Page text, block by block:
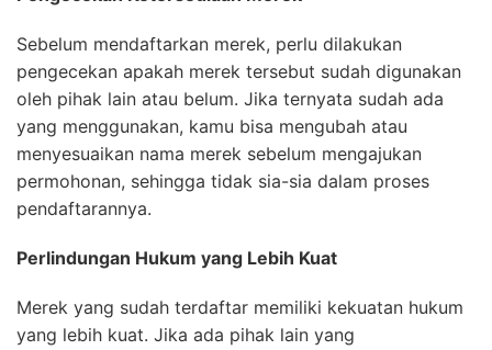
Sebelum mendaftarkan merek, perlu dilakukan
pengecekan apakah merek tersebut sudah digunakan
oleh pihak lain atau belum. Jika ternyata sudah ada
yang menggunakan, kamu bisa mengubah atau
menyesuaikan nama merek sebelum mengajukan
permohonan, sehingga tidak sia-sia dalam proses
pendaftarannya.
Perlindungan Hukum yang Lebih Kuat
Merek yang sudah terdaftar memiliki kekuatan hukum
yang lebih kuat. Jika ada pihak lain yang